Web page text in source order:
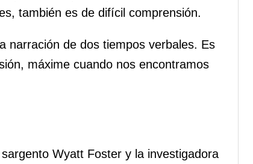
también es de difícil comprensión.
narración de dos tiempos verbales. Es
máxime cuando nos encontramos
Wyatt Foster y la investigadora